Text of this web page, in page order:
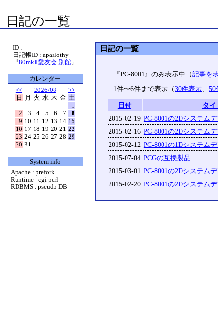
日記の一覧
日記の一覧
『PC-8001』のみ表示中（記事を
1件〜6件まで表示（30件表示、50
日付
タイ
2015-02-19 PC-8001の2Dシステム
2015-02-16 PC-8001の2Dシステム
2015-02-12 PC-8001の1Dシステム
2015-07-04 PCGの互換製品
2015-03-01 PC-8001の2Dシステム
2015-02-20 PC-8001の2Dシステム
ID :
日記帳ID : apaslothy
『80mkII愛友会 別館 』
カレンダー
<<
2026/08
>>
日
月 火 水 木 金 土
1
2
3 4 5 6 7
8
9 10 11 12 13 14 15
16 17 18 19 20 21 22
23 24 25 26 27 28 29
30 31
System info
Apache : prefork
Runtime : cgi perl
RDBMS : pseudo DB